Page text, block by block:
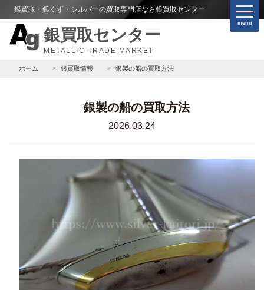
銀買取・銀くず・シルバーの買取専門店なら銀買取センター
銀買取センター
METALLIC TRADE MARKET
menu
ホーム 銀買取情報 銀製の船の買取方法
銀製の船の買取方法
2026.03.24